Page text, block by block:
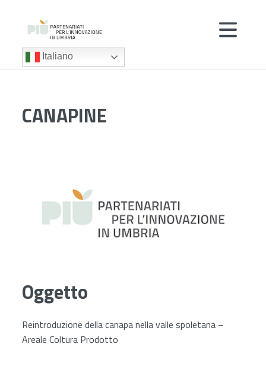
Italiano
CANAPINE
Oggetto
Reintroduzione della canapa nella valle spoletana –
Areale Coltura Prodotto